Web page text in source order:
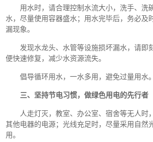
用水时，请合理控制水流大小，洗手、洗
水，尽量使用容器盛水；用水完毕后，务必及
漏现象。
发现水龙头、水管等设施损坏漏水，请即
便快速修复，减少水资源流失。
倡导循环用水，一水多用，避免过量用水。
三、坚持节电习惯，做绿色用电的先行者
人走灯灭，教室、办公室、宿舍等无人时
其他电器的电源；光线充足时，尽量采用自然
用。